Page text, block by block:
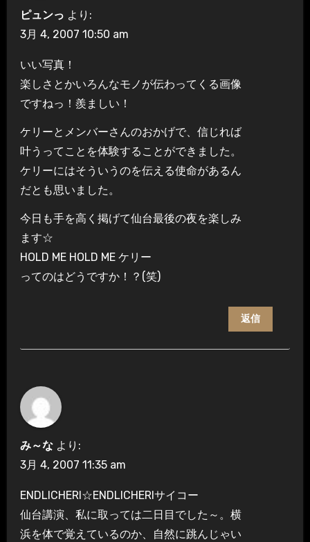
ピュンっ より:
3月 4, 2007 10:50 am
いい写真！
楽しさとかいろんなモノが伝わってくる画像
ですねっ！羨ましい！
ケリーとメンバーさんのおかげで、信じれば
叶うってことを体験することができました。
ケリーにはそういうのを伝える使命があるん
だとも思いました。
今日も手を高く掲げて仙台最後の夜を楽しみ
ます☆
HOLD ME HOLD ME ケリー
ってのはどうですか！？(笑)
返信
み～な より:
3月 4, 2007 11:35 am
ENDLICHERI☆ENDLICHERIサイコー
仙台講演、私に取っては二日目でした～。横
浜を体で覚えているのか、自然に跳んじゃい